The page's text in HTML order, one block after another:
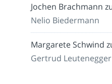
Jochen Brachmann
Nelio Biedermann
Margarete Schwind
Gertrud Leutenegger